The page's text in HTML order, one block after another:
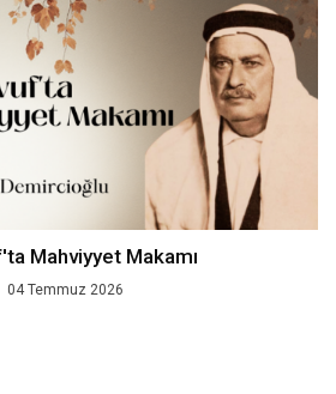
Mahviyyet Makamı
04 Temmuz 2026